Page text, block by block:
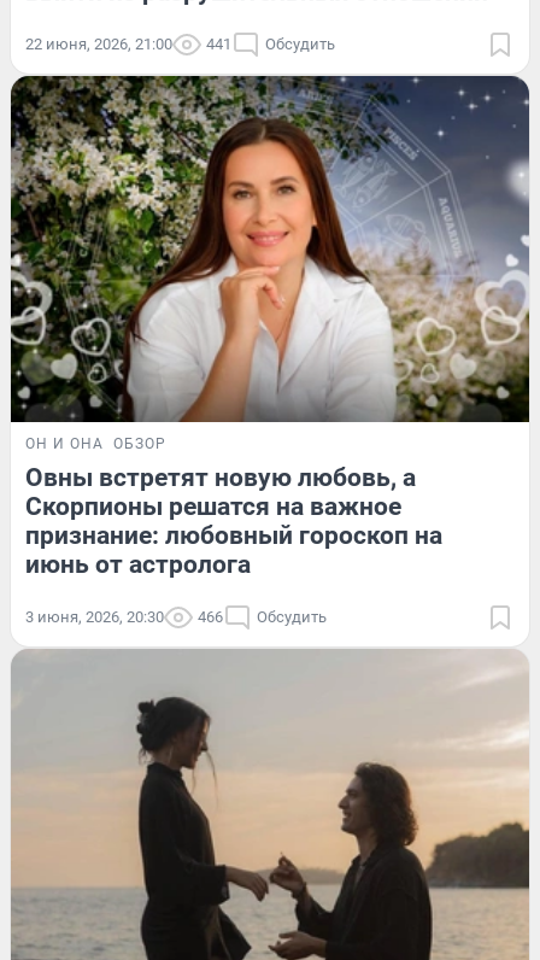
22 июня, 2026, 21:00 441 Обсудить
ОН И ОНА ОБЗОР
Овны встретят новую любовь, а
Скорпионы решатся на важное
признание: любовный гороскоп на
июнь от астролога
3 июня, 2026, 20:30 466 Обсудить